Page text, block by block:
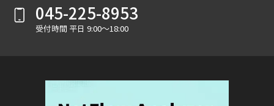
045-225-8953
受付時間 平日 9:00～18:00